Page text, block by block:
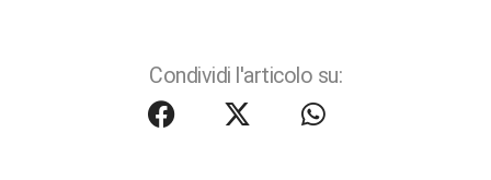
Condividi l'articolo su: